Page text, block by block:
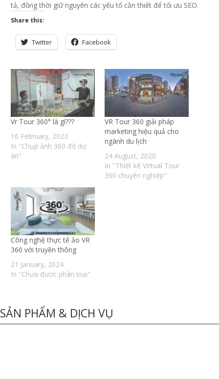
tả, đồng thời giữ nguyên các yếu tố cần thiết để tối ưu SEO.
Share this:
Twitter Facebook
Vr Tour 360° là gì???
16 February, 2023
In "Chụp ảnh 360 độ dự
án"
VR Tour 360 giải pháp
marketing hiệu quả cho
ngành du lịch
24 August, 2020
In "Thiết kế Virtual Tour
360 chuyên nghiệp"
Công nghệ thực tế ảo VR
360 với truyền thông
21 January, 2024
In "Chưa được phân loại"
SẢN PHẨM & DỊCH VỤ